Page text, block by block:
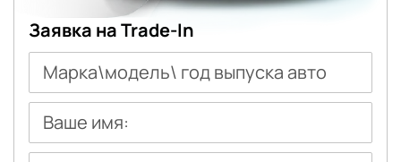
Заявка на Trade-In
Марка\модель\ год выпуска авто
Ваше имя: